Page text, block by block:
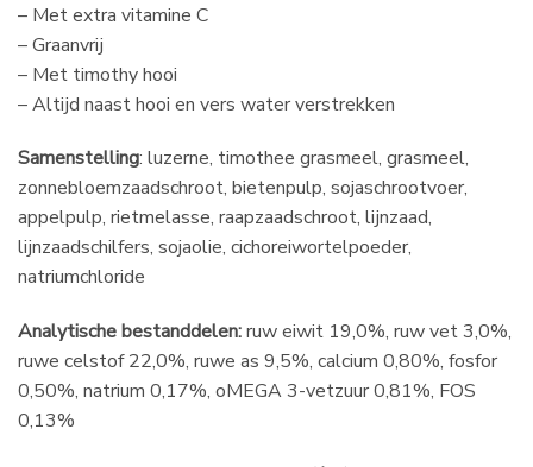
– Met extra vitamine C
– Graanvrij
– Met timothy hooi
– Altijd naast hooi en vers water verstrekken
Samenstelling: luzerne, timothee grasmeel, grasmeel,
zonnebloemzaadschroot, bietenpulp, sojaschrootvoer,
appelpulp, rietmelasse, raapzaadschroot, lijnzaad,
lijnzaadschilfers, sojaolie, cichoreiwortelpoeder,
natriumchloride
Analytische bestanddelen:ruw eiwit 19,0%, ruw vet 3,0%,
ruwe celstof 22,0%, ruwe as 9,5%, calcium 0,80%, fosfor
0,50%, natrium 0,17%, oMEGA 3-vetzuur 0,81%, FOS
0,13%